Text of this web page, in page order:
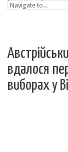
вдалося
виборах у